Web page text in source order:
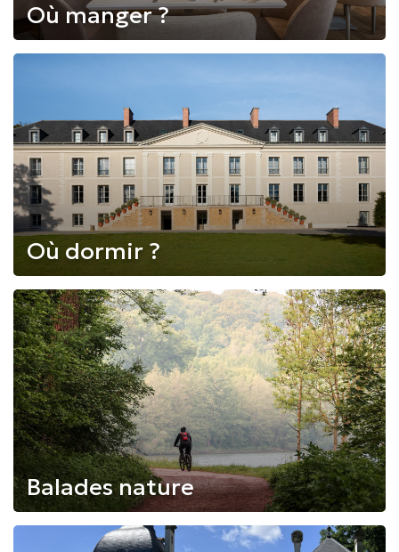
Où manger ?
Où dormir ?
Balades nature